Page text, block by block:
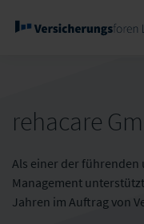
rehacare
Als einer der führenden
Management
Jahren im Auftrag von